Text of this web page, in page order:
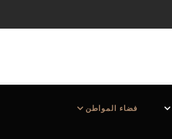
فضاء المواطن